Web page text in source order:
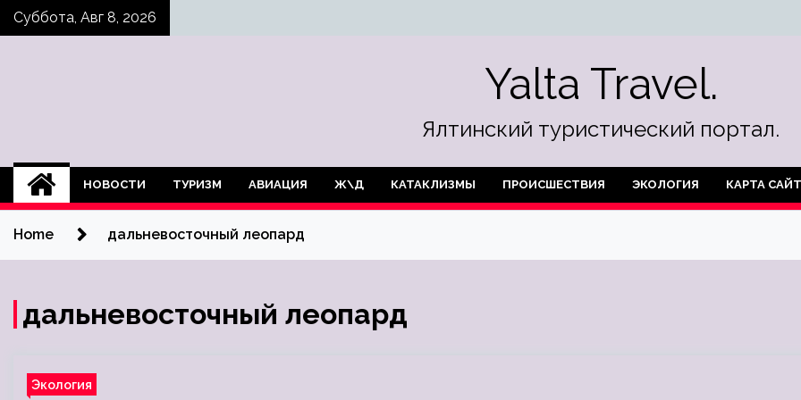
SkipСуббота, Авг 8, 2026
Yalta Travel.
Ялтинский туристический портал.
НОВОСТИ ТУРИЗМ АВИАЦИЯ Ж\Д КАТАКЛИЗМЫ ПРОИСШЕСТВИЯ ЭКОЛОГИЯ КАРТА
Home дальневосточный леопард
дальневосточный леопард
Экология